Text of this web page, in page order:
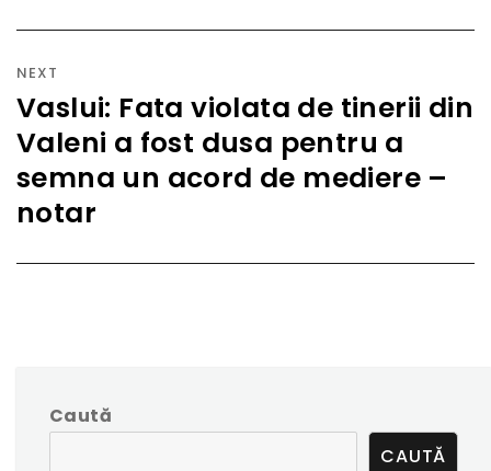
NEXT
Next
post:
Vaslui: Fata violata de tinerii din
Valeni a fost dusa pentru a
semna un acord de mediere –
notar
Caută
CAUTĂ